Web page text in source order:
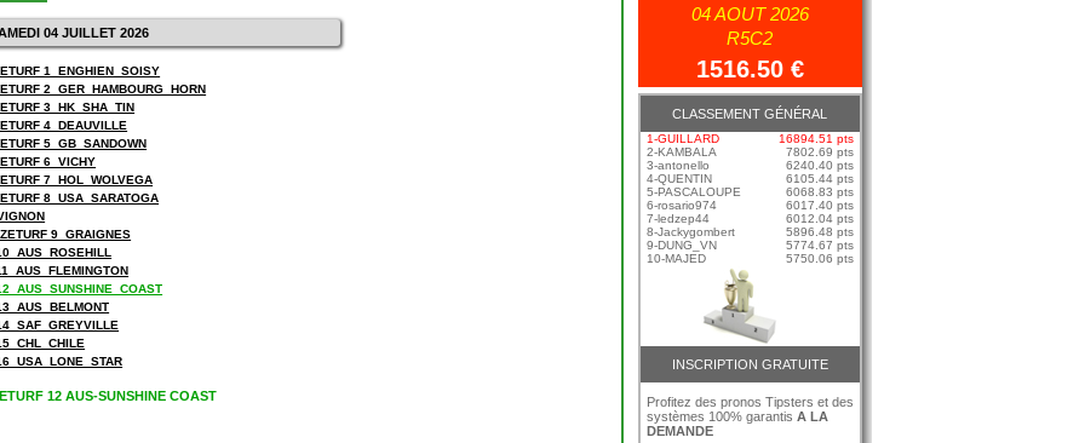
04 JUILLET 2026
1_ENGHIEN_SOISY
2_GER_HAMBOURG_HORN
3_HK_SHA_TIN
4_DEAUVILLE
5_GB_SANDOWN
6_VICHY
7_HOL_WOLVEGA
8_USA_SARATOGA
9_GRAIGNES
12 AUS-SUNSHINE COAST
04 AOUT 2026
R5C2
1516.50 €
CLASSEMENT GÉNÉRAL
1-GUILLARD
16894.51 pts
2-KAMBALA
7802.69 pts
3-antonello
6240.40 pts
4-QUENTIN
6105.44 pts
5-PASCALOUPE
6068.83 pts
6-rosario974
6017.40 pts
7-ledzep44
6012.04 pts
8-Jackygombert
5896.48 pts
9-DUNG_VN
5774.67 pts
10-MAJED
5750.06 pts
INSCRIPTION GRATUITE
Profitez des pronos Tipsters et des
systèmes 100% garantis A LA
DEMANDE